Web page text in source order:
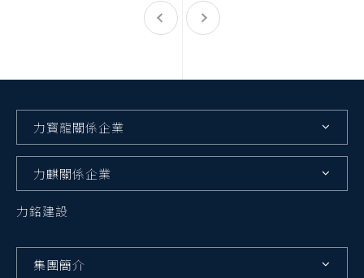
力寳龍關係企業
力麒關係企業
力銘建設
集團簡介